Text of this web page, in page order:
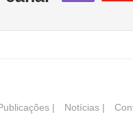
| Notícias |